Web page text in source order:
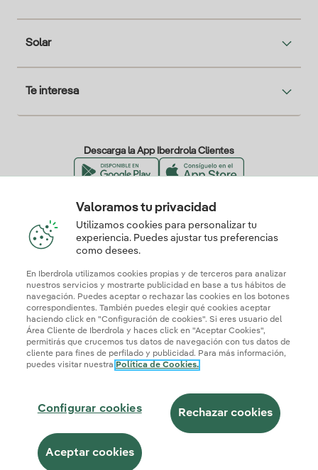
Solar
Te interesa
Descarga la App Iberdrola Clientes
Nuestros certificados de confianza
Mapa webInformación legal y Política de cookies
Seguridad de la informaciónAccesibilidad
¿Cómo ser colaborador?
Transparencia IAIberdrola.com
© 2026 Iberdrola Clientes S.A.U.
Este sitio está protegido por reCAPTCHA.
Valoramos tu privacidad
Utilizamos cookies para personalizar tu
experiencia. Puedes ajustar tus preferencias
como desees.
En Iberdrola utilizamos cookies propias y de terceros para analizar
nuestros servicios y mostrarte publicidad en base a tus hábitos de
navegación. Puedes aceptar o rechazar las cookies en los botones
correspondientes. También puedes elegir qué cookies aceptar
haciendo click en "Configuración de cookies". Si eres usuario del
Área Cliente de Iberdrola y haces click en "Aceptar Cookies",
permitirás que crucemos tus datos de navegación con tus datos de
cliente para fines de perfilado y publicidad. Para más información,
puedes visitar nuestra Política de Cookies.
Configurar cookies Rechazar cookies
Aceptar cookies